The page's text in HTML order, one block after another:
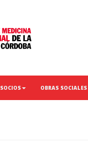
SOCIOS OBRAS SOCIALES